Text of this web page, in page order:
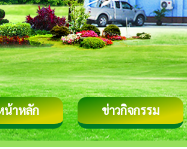
น้าหลัก ข่าวกิจกรรม